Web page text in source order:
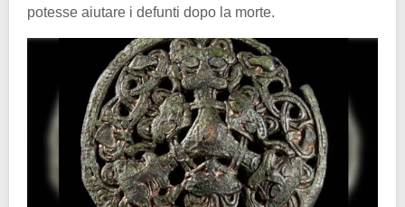
potesse aiutare i defunti dopo la morte.